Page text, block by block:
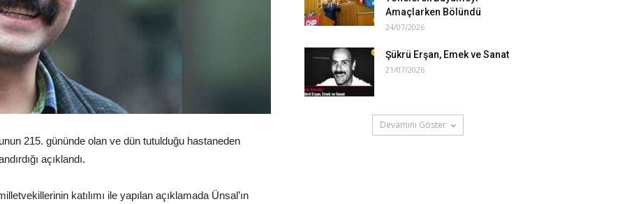
215. gününde olan ve dün tutulduğu hastaneden
açıklandı.
katılımı ile yapılan açıklamada Ünsal’ın
Amaçlarken Bölündü
24/07/2026
Şükrü Erşan, Emek ve Sanat
21/07/2026
Devamını Göster